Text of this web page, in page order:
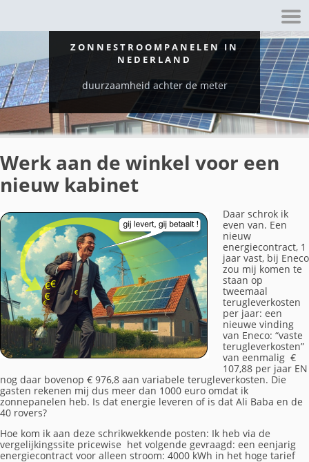
ZONNESTROOMPANELEN IN
NEDERLAND
duurzaamheid achter de meter
Werk aan de winkel voor een
nieuw kabinet
Daar schrok ik
even van. Een
nieuw
energiecontract, 1
jaar vast, bij Eneco
zou mij komen te
staan op
tweemaal
terugleverkosten
per jaar: een
nieuwe vinding
van Eneco: “vaste
terugleverkosten”
van eenmalig €
107,88 per jaar EN
nog daar bovenop € 976,8 aan variabele terugleverkosten. Die
gasten rekenen mij dus meer dan 1000 euro omdat ik
zonnepanelen heb. Is dat energie leveren of is dat Ali Baba en de
40 rovers?
Hoe kom ik aan deze schrikwekkende posten: Ik heb via de
vergelijkingssite pricewise het volgende gevraagd: een eenjarig
energiecontract voor alleen stroom: 4000 kWh in het hoge tarief